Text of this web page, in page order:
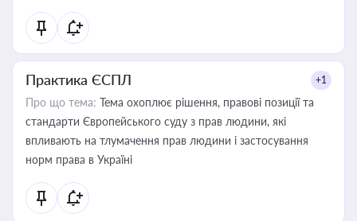
Практика ЄСПЛ +1
Про що тема: Тема охоплює рішення, правові позиції та
стандарти Європейського суду з прав людини, які
впливають на тлумачення прав людини і застосування
норм права в Україні